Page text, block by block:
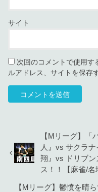
サイト
次回のコメントで使用す
ルアドレス、サイトを保存
【Mリーグ】
人』vs サクラ
翔』vs ドリブン
ス！！【麻雀/名
【Mリーグ】鬱憤を晴